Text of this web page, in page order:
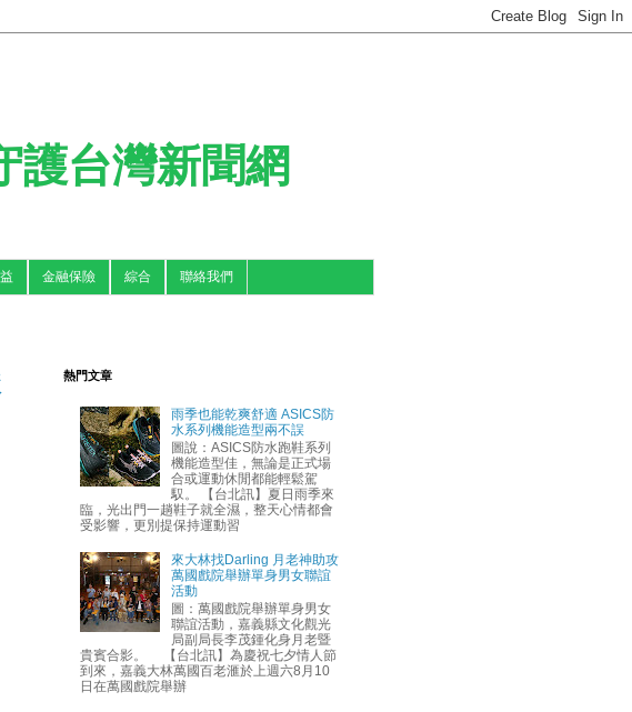
護台灣新聞網
金融保險 綜合 聯絡我們
熱門文章
雨季也能乾爽舒適 ASICS防
水系列機能造型兩不誤
圖說：ASICS防水跑鞋系列
機能造型佳，無論是正式場
合或運動休閒都能輕鬆駕
馭。 【台北訊】夏日雨季來
臨，光出門一趟鞋子就全濕，整天心情都會
受影響，更別提保持運動習
來大林找Darling 月老神助攻
萬國戲院舉辦單身男女聯誼
活動
圖：萬國戲院舉辦單身男女
聯誼活動，嘉義縣文化觀光
局副局長李茂鍾化身月老暨
貴賓合影。 【台北訊】為慶祝七夕情人節
到來，嘉義大林萬國百老滙於上週六8月10
日在萬國戲院舉辦